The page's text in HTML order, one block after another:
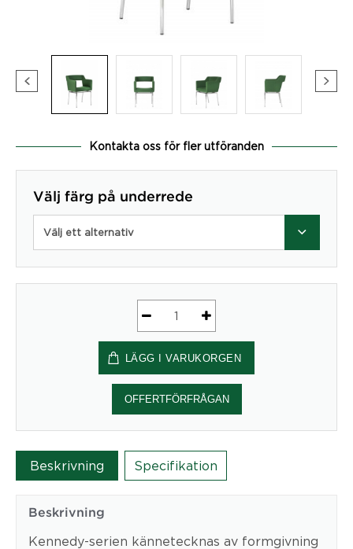
Kontakta oss för fler utföranden
Välj färg på underrede
Välj ett alternativ
Kennedy
-
Mått
(cm)
08-
46
LÄGG I VARUKORGEN
OFFERTFÖRFRÅGAN
Beskrivning Specifikation
Beskrivning
Kennedy-serien kännetecknas av formgivning